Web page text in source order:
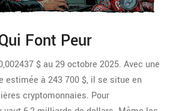
Font Peur
$ au 29 octobre 2025. Avec une
estimée à 243 700 $, il se situe en
cryptomonnaies. Pour